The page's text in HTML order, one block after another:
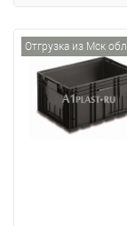
Отгрузка из Мск обл.